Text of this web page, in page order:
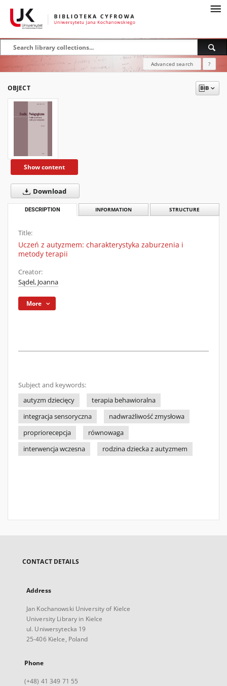
Advanced search ?
OBJECT
Show content
Download
DESCRIPTION INFORMATION STRUCTURE
Title:
Uczeń z autyzmem: charakterystyka zaburzenia i
metody terapii
Creator:
Sądel, Joanna
More
Subject and keywords:
autyzm dziecięcy
terapia behawioralna
integracja sensoryczna
nadwrażliwość zmysłowa
propriorecepcja
równowaga
interwencja wczesna
rodzina dziecka z autyzmem
CONTACT DETAILS
Address
Jan Kochanowski University of Kielce
University Library in Kielce
ul. Uniwersytecka 19
25-406 Kielce, Poland
Phone
(+48) 41 349 71 55